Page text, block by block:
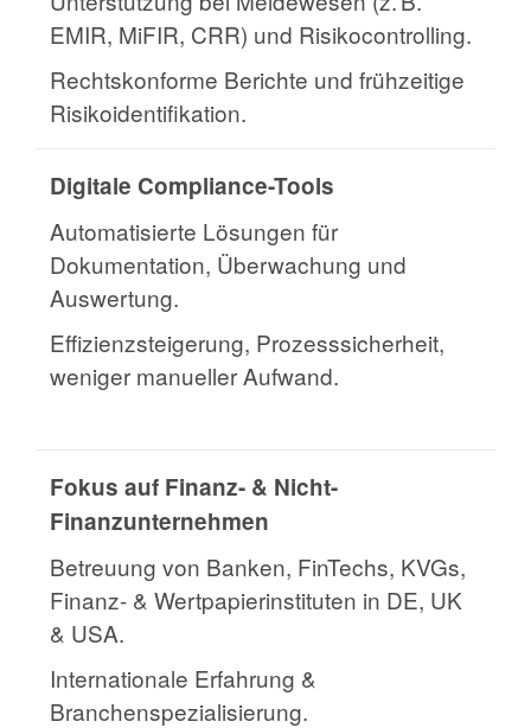
EMIR, MiFIR, CRR) und Risikocontrolling.
Rechtskonforme Berichte und frühzeitige
Risikoidentifikation.
Digitale Compliance-Tools
Automatisierte Lösungen für
Dokumentation, Überwachung und
Auswertung.
Effizienzsteigerung, Prozesssicherheit,
weniger manueller Aufwand.
Fokus auf Finanz- & Nicht-
Finanzunternehmen
Betreuung von Banken, FinTechs, KVGs,
Finanz- & Wertpapierinstituten in DE, UK
& USA.
Internationale Erfahrung &
Branchenspezialisierung.